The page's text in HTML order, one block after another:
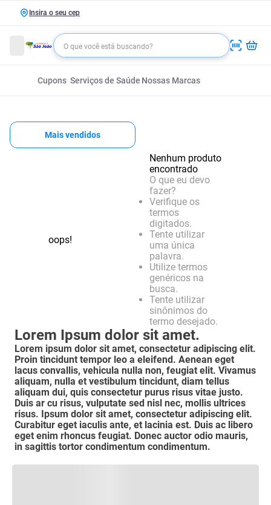
Insira o seu cep
Cupons Serviços de Saúde Nossas Marcas
Mais vendidos
oops!
Nenhum produto
encontrado
O que eu devo
fazer?
Verifique os
termos
digitados.
Tente utilizar
uma única
palavra.
Utilize termos
genéricos na
busca.
Tente utilizar
sinônimos do
termo desejado.
Lorem Ipsum dolor sit amet.
Lorem ipsum dolor sit amet, consectetur adipiscing elit.
Proin tincidunt tempor leo a eleifend. Aenean eget
lacus convallis, vehicula nulla non, feugiat elit. Vivamus
aliquam, nulla et vestibulum tincidunt, diam tellus
aliquam dui, quis consectetur purus risus vitae justo.
Duis ar cu risus, vulputate sed nisl nec, mollis ultrices
risus. Ipsum dolor sit amet, consectetur adipiscing elit.
Curabitur eget iaculis ante, et lacinia est. Duis ac libero
eget enim rhoncus feugiat. Donec auctor odio mauris,
in sagittis tortor condimentum condimentum.